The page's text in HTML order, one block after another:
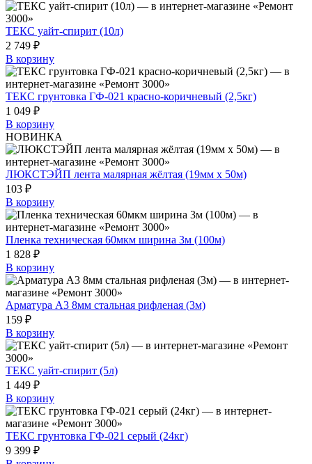
ТЕКС уайт-спирит (10л)
2 749 ₽
В корзину
ТЕКС грунтовка ГФ-021 красно-коричневый (2,5кг)
1 049 ₽
В корзину
НОВИНКА
ЛЮКСТЭЙП лента малярная жёлтая (19мм х 50м)
103 ₽
В корзину
Пленка техническая 60мкм ширина 3м (100м)
1 828 ₽
В корзину
Арматура А3 8мм стальная рифленая (3м)
159 ₽
В корзину
ТЕКС уайт-спирит (5л)
1 449 ₽
В корзину
ТЕКС грунтовка ГФ-021 серый (24кг)
9 399 ₽